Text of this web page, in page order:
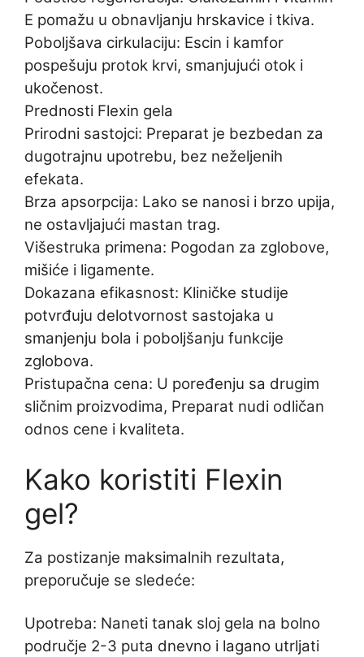
E pomažu u obnavljanju hrskavice i tkiva.
Poboljšava cirkulaciju: Escin i kamfor
pospešuju protok krvi, smanjujući otok i
ukočenost.
Prednosti Flexin gela
Prirodni sastojci: Preparat je bezbedan za
dugotrajnu upotrebu, bez neželjenih
efekata.
Brza apsorpcija: Lako se nanosi i brzo upija,
ne ostavljajući mastan trag.
Višestruka primena: Pogodan za zglobove,
mišiće i ligamente.
Dokazana efikasnost: Kliničke studije
potvrđuju delotvornost sastojaka u
smanjenju bola i poboljšanju funkcije
zglobova.
Pristupačna cena: U poređenju sa drugim
sličnim proizvodima, Preparat nudi odličan
odnos cene i kvaliteta.
Kako koristiti Flexin
gel?
Za postizanje maksimalnih rezultata,
preporučuje se sledeće:
Upotreba: Naneti tanak sloj gela na bolno
područje 2-3 puta dnevno i lagano utrljati